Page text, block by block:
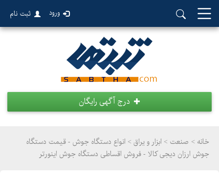
ورود ثبت نام
درج آگهی رایگان
خانه > صنعت > ابزار و یراق > انواع دستگاه جوش - قیمت دستگاه
جوش ارزان دیجی کالا - فروش اقساطی دستگاه جوش اینورتر